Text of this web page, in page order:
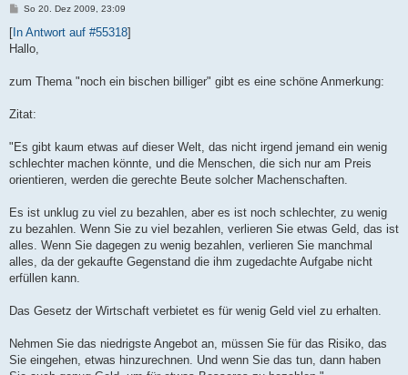
B
i
r
So 20. Dez 2009, 23:09
[ In Antwort auf #55318]
Hallo,
zum Thema "noch ein bischen billiger" gibt es eine schöne Anmerkung:
Zitat:
"Es gibt kaum etwas auf dieser Welt, das nicht irgend jemand ein wenig
schlechter machen könnte, und die Menschen, die sich nur am Preis
orientieren, werden die gerechte Beute solcher Machenschaften.
Es ist unklug zu viel zu bezahlen, aber es ist noch schlechter, zu wenig
zu bezahlen. Wenn Sie zu viel bezahlen, verlieren Sie etwas Geld, das ist
alles. Wenn Sie dagegen zu wenig bezahlen, verlieren Sie manchmal
alles, da der gekaufte Gegenstand die ihm zugedachte Aufgabe nicht
erfüllen kann.
Das Gesetz der Wirtschaft verbietet es für wenig Geld viel zu erhalten.
Nehmen Sie das niedrigste Angebot an, müssen Sie für das Risiko, das
Sie eingehen, etwas hinzurechnen. Und wenn Sie das tun, dann haben